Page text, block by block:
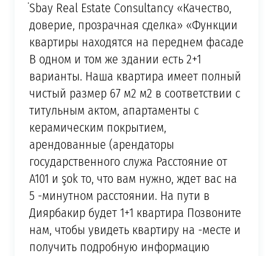
̇Sbay Real Estate Consultancy «Качество,
доверие, прозрачная сделка» «Функции
квартиры находятся на переднем фасаде
В одном и том же здании есть 2+1
варианты. Наша квартира имеет полный
чистый размер 67 м2 м2 в соответствии с
титульным актом, апартаменты с
керамическим покрытием,
арендованные (арендаторы
государственного служа Расстояние от
A101 и şok то, что вам нужно, ждет вас на
5 -минутном расстоянии. На пути в
Диярбакир будет 1+1 квартира Позвоните
нам, чтобы увидеть квартиру на -месте и
получить подробную информацию